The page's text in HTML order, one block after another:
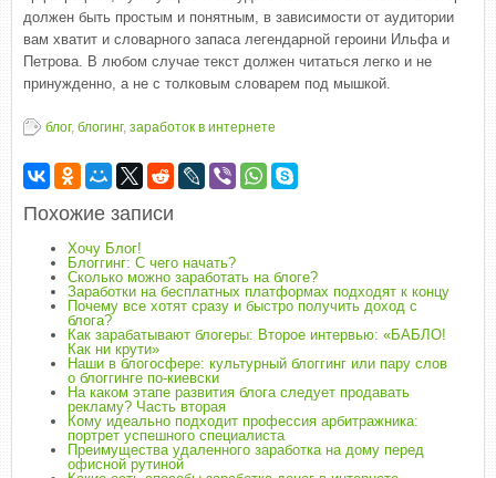
должен быть простым и понятным, в зависимости от аудитории
вам хватит и словарного запаса легендарной героини Ильфа и
Петрова. В любом случае текст должен читаться легко и не
принужденно, а не с толковым словарем под мышкой.
блог, блогинг, заработок в интернете
Похожие записи
Хочу Блог!
Блоггинг: С чего начать?
Сколько можно заработать на блоге?
Заработки на бесплатных платформах подходят к концу
Почему все хотят сразу и быстро получить доход с
блога?
Как зарабатывают блогеры: Второе интервью: «БАБЛО!
Как ни крути»
Наши в блогосфере: культурный блоггинг или пару слов
о блоггинге по-киевски
На каком этапе развития блога следует продавать
рекламу? Часть вторая
Кому идеально подходит профессия арбитражника:
портрет успешного специалиста
Преимущества удаленного заработка на дому перед
офисной рутиной